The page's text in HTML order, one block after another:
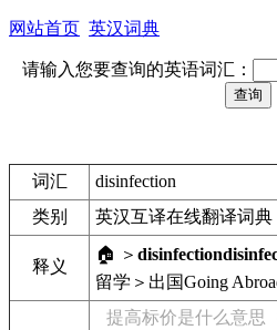
网站首页 英汉词典
请输入您要查询的英语词汇：
词汇
disinfection
类别
英汉互译在线翻译词典
释义
🏠 ＞ disinfection
留学＞出国Going
提高标价是什么意思